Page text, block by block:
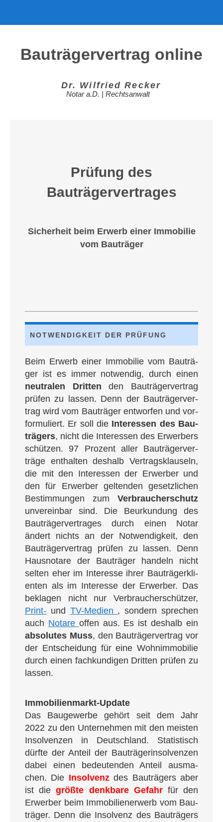
Bauträgervertrag online
Dr. Wil­fried Recker
Notar a.D. | Rechtsanwalt
Prü­fung des
Bauträgervertrages
Sicher­heit beim Erwerb einer Immo­bi­lie
vom Bauträger
NOT­WEN­DIG­KEIT DER PRÜFUNG
Beim Erwerb einer Immo­bi­lie vom Bau­trä­
ger ist es immer not­wen­dig, durch einen
neu­tra­len Drit­tenden Bau­trä­ger­ver­trag
prü­fen zu las­sen. Denn der Bau­trä­ger­ver­
trag wird vom Bau­trä­ger ent­wor­fen und vor­
for­mu­liert. Er sol­l die Inter­es­sen des Bau­
trä­gers, nicht die Inter­es­sen des Erwer­bers
schüt­zen. 97 Pro­zent aller Bau­trä­ger­ver­
träge ent­hal­ten des­halb Ver­trags­klau­seln,
die mit den Inter­es­sen der Erwer­ber und
den für Erwer­ber gel­ten­den gesetz­li­chen
Bestim­mun­gen zum Ver­brau­cher­schutz
unver­ein­bar sind. Die Beur­kun­dung des
Bau­trä­ger­ver­tra­ges durch einen Notar
ändert nichts an der Not­wen­dig­keit, den
Bau­trä­ger­ver­trag prü­fen zu las­sen. Denn
Haus­no­ta­re der Bau­trä­ger han­deln nicht
sel­ten eher im Inter­es­se ihrer Bau­trä­ger­kli­
en­ten als im Inter­es­se der Erwer­ber. Das
bekla­gen nicht nur Ver­brau­cher­schüt­zer,
Print- und TV-Medi­en , son­dern spre­chen
auch Nota­re offen aus. Es ist des­halb ein
abso­lu­tes Muss, den Bau­trä­ger­ver­trag vor
der Ent­schei­dung für eine Wohn­im­mo­bi­lie
durch einen fach­kun­di­gen Drit­ten prü­fen zu
lassen.
Immo­bi­li­en­markt-Update
Das Bau­ge­wer­be gehört seit dem Jahr
2022 zu den Unter­neh­men mit den meis­ten
Insol­ven­zen in Deutsch­land. Sta­tis­tisch
dürf­te der Anteil der Bau­trä­ger­insol­ven­zen
dabei einen bedeu­ten­den Anteil aus­ma­
chen. Die Insol­venzdes Bau­trä­gers aber
ist diegröß­te denk­ba­re Gefahrfür den
Erwer­ber beim Immo­bi­li­en­er­werb vom Bau­
trä­ger. Denn die Insol­venz des Bau­trä­gers